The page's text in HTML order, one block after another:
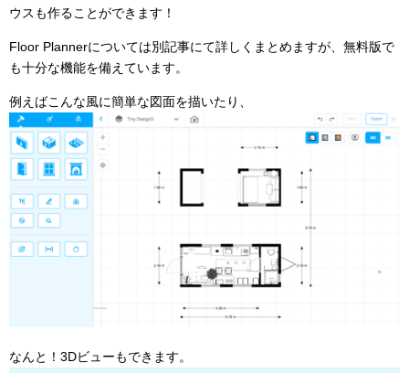
ウスも作ることができます！
Floor Plannerについては別記事にて詳しくまとめますが、無料版で
も十分な機能を備えています。
例えばこんな風に簡単な図面を描いたり、
なんと！3Dビューもできます。